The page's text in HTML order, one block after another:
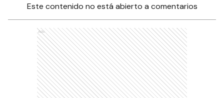
Este contenido no está abierto a comentarios
Ads